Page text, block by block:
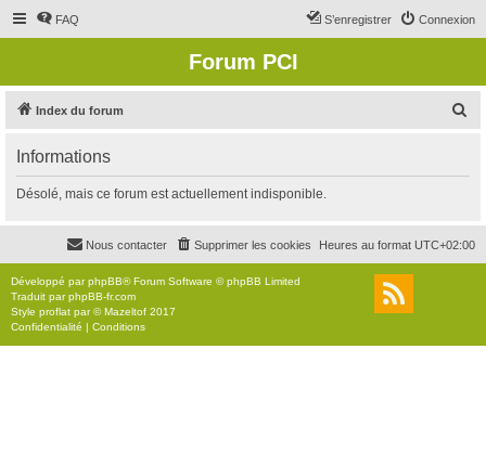
FAQ Connexion
S’enregistrer
Forum PCI
Index du forum
r
c
r
Informations
Désolé, mais ce forum est actuellement indisponible.
Heures au format UTC+02:00
Supprimer les cookies
Nous contacter
Développé parphpBB® Forum Software © phpBB Limited
Traduit parphpBB-fr.com
Style proflat par ©Mazeltof 2017
Confidentialité | Conditions